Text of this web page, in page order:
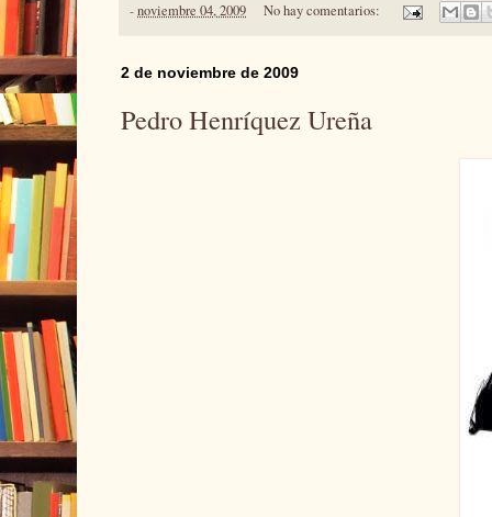
-noviembre 04, 2009 No hay comentarios:
2 de noviembre de 2009
Pedro Henríquez Ureña